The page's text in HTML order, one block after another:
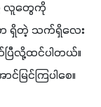
ာ့ လူတွေကို
ာ ရှိတဲ့ သက်ရှိလေး
ြီလို့ထင်ပါတယ်။
မြင်ကြပါစေ။